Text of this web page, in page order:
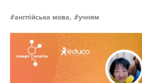
англійська мова, учням